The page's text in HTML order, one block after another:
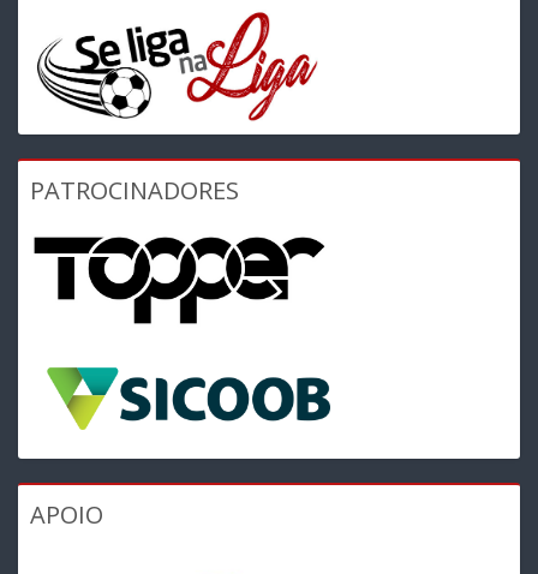
PATROCINADORES
APOIO